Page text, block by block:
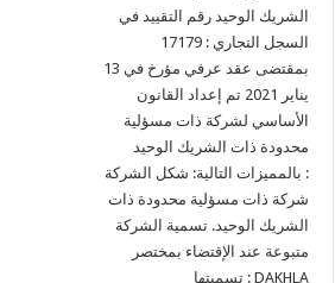
الشريك الوحيد رقم التقييد في
السجل التجاري : 17179
بمقتضى عقد عرفي مؤرخ في 13
يناير 2021 تم إعداد القانون
الأساسي لشركة ذات مسؤلية
محدودة ذات الشريك الوحيد
بالمميزات التالية: شكل الشركة :
شركة ذات مسؤلية محدودة ذات
الشريك الوحيد. تسمية الشركة
متبوعة عند الإقتضاء بمختصر
تسميتها : DAKHLA